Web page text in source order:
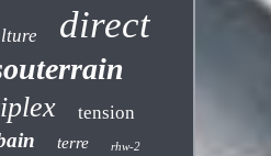
direct
tension
terre rhw-2